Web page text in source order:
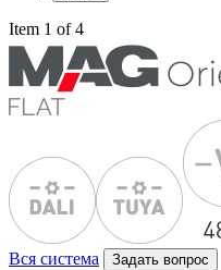
Item 1 of 4
Вся система Задать вопрос